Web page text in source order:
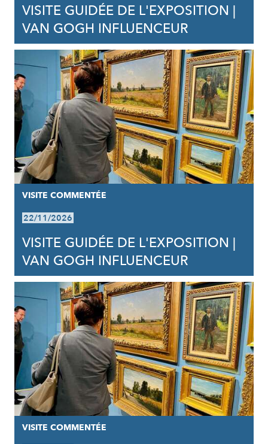
VISITE GUIDÉE DE L'EXPOSITION |
VAN GOGH INFLUENCEUR
VISITE COMMENTÉE
22/11/2026
VISITE GUIDÉE DE L'EXPOSITION |
VAN GOGH INFLUENCEUR
VISITE COMMENTÉE